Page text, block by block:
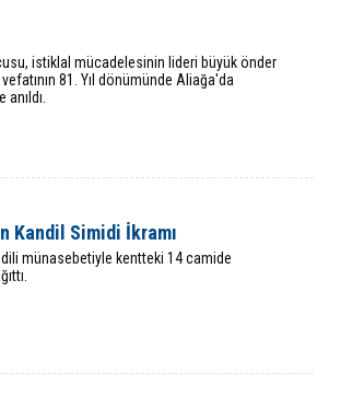
istiklal mücadelesinin lideri büyük önder
81. Yıl dönümünde Aliağa'da
Kandil Simidi İkramı
münasebetiyle kentteki 14 camide